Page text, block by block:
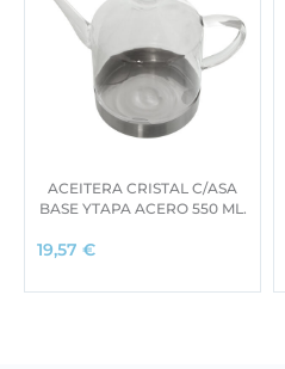
ACEITERA CRISTAL C/ASA
BASE YTAPA ACERO 550 ML.
19,57 €